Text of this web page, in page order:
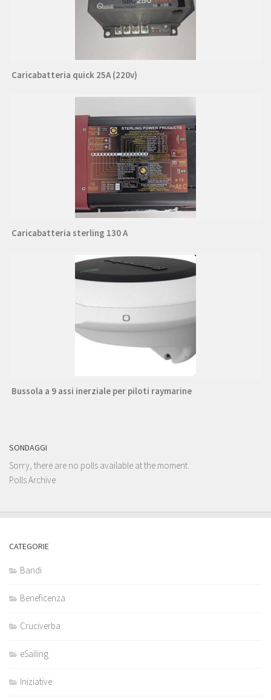
Caricabatteria quick 25A (220v)
Caricabatteria sterling 130 A
Bussola a 9 assi inerziale per piloti raymarine
SONDAGGI
Sorry, there are no polls available at the moment.
Polls Archive
CATEGORIE
Bandi
Beneficenza
Cruciverba
eSailing
Iniziative